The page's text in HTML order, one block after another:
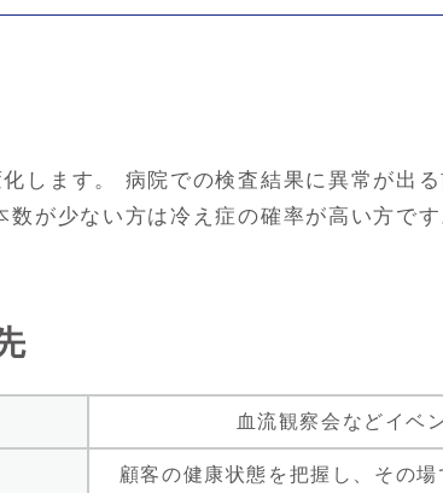
します。 病院での検査結果に異常が出
が少ない方は冷え症の確率が高い方で
血流観察会などイベ
顧客の健康状態を把握し、その